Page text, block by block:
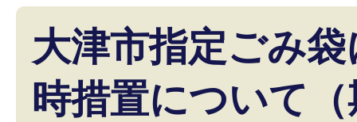
大津市指定ごみ
時措置について